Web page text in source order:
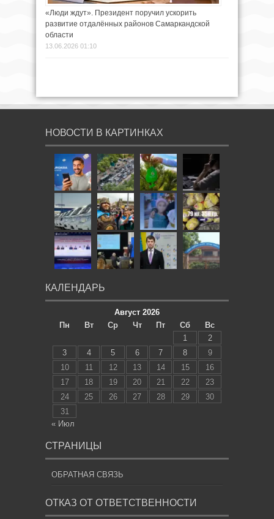
«Люди ждут». Президент поручил ускорить
развитие отдалённых районов Самаркандской
области
13.06.2026 01:10
НОВОСТИ В КАРТИНКАХ
КАЛЕНДАРЬ
Август 2026
Пн
Вт Ср Чт Пт Сб
Вс
1
2
3
4 5 6 7 8
9
10
11 12 13 14 15
16
17
18 19 20 21 22
23
24
25 26 27 28 29
30
31
« Июл
СТРАНИЦЫ
ОБРАТНАЯ СВЯЗЬ
ОТКАЗ ОТ ОТВЕТСТВЕННОСТИ